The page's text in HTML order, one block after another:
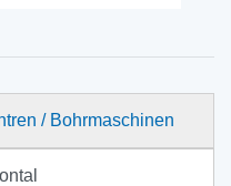
/ Bohrmaschinen